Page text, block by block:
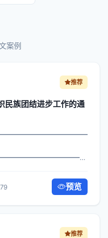
案例
推荐
民族团结进步工作的通
总书...
79 预览
推荐